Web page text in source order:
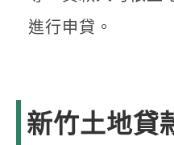
進行申貸。
新竹土地貸